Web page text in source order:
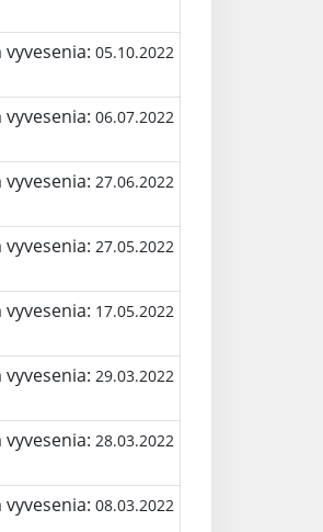
05.10.2022
06.07.2022
27.06.2022
27.05.2022
17.05.2022
29.03.2022
28.03.2022
08.03.2022